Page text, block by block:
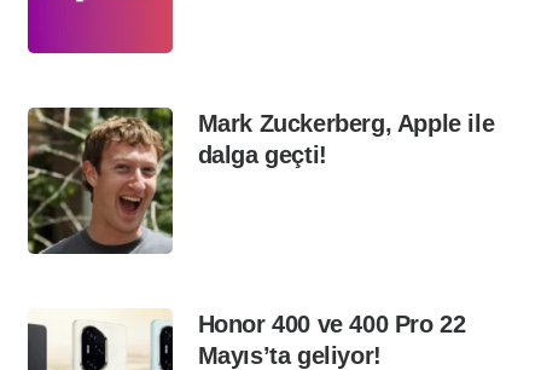
Mark Zuckerberg, Apple ile
dalga geçti!
Honor 400 ve 400 Pro 22
Mayıs’ta geliyor!